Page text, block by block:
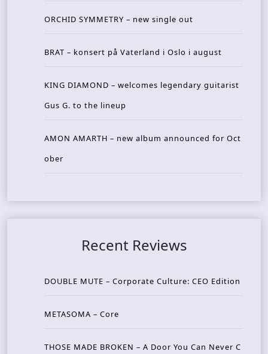
ORCHID SYMMETRY – new single out
BRAT – konsert på Vaterland i Oslo i august
KING DIAMOND – welcomes legendary guitarist
Gus G. to the lineup
AMON AMARTH – new album announced for Oct
ober
Recent Reviews
DOUBLE MUTE – Corporate Culture: CEO Edition
METASOMA – Core
THOSE MADE BROKEN – A Door You Can Never C